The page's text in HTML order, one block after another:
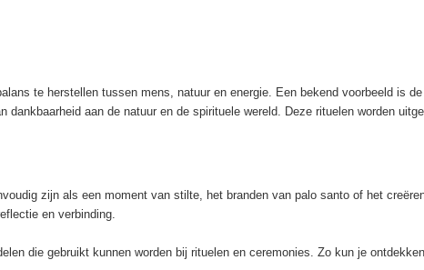
te herstellen tussen mens, natuur en energie. Een bekend voorbeeld is
aan de natuur en de spirituele wereld. Deze rituelen worden
zijn als een moment van stilte, het branden van palo santo of het
en verbinding.
die gebruikt kunnen worden bij rituelen en ceremonies. Zo kun je